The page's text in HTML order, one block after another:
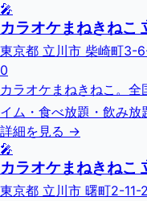
🎤
カラオケまねきねこ
東京都 立川市 柴崎町3-
0
カラオケまねきねこ。
イム・食べ放題・飲み放
詳細を見る →
🎤
カラオケまねきねこ
東京都 立川市 曙町2-11-